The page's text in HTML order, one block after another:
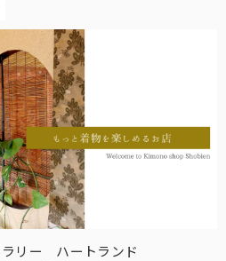
ラリー ハートランド